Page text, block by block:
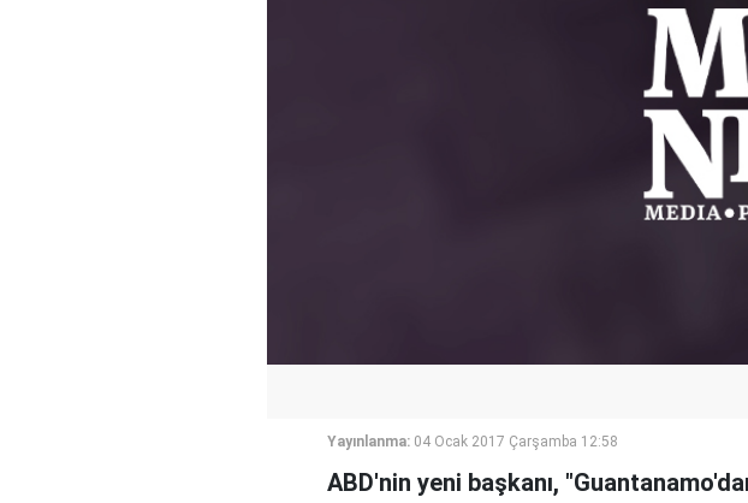
Yayınlanma: 04 Ocak 2017 Çarşamba 12:58
ABD'nin yeni başkanı,